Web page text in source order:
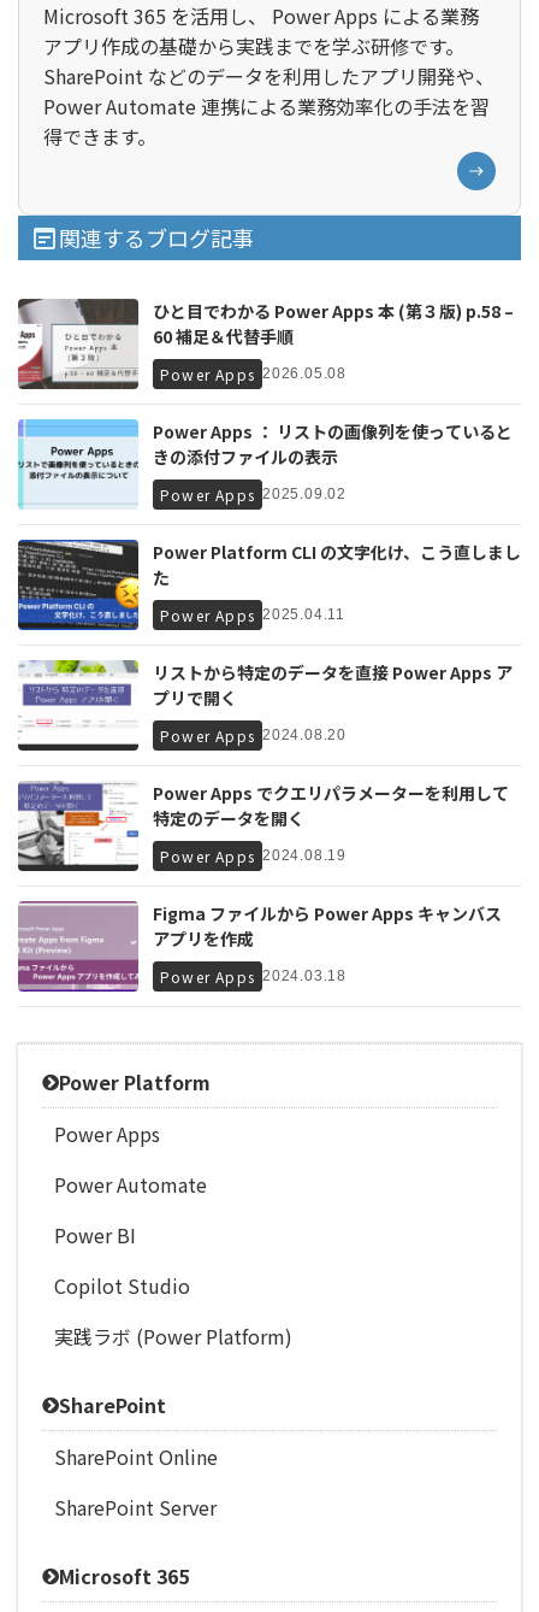
Microsoft 365 を活用し、 Power Apps による業務
アプリ作成の基礎から実践までを学ぶ研修です。
SharePoint などのデータを利用したアプリ開発や、
Power Automate 連携による業務効率化の手法を習
得できます。
関連するブログ記事
ひと目でわかる Power Apps 本 (第３版) p.58 –
60 補足＆代替手順
Power Apps 2026.05.08
Power Apps ： リストの画像列を使っていると
きの添付ファイルの表示
Power Apps 2025.09.02
Power Platform CLI の文字化け、こう直しまし
た
Power Apps 2025.04.11
リストから特定のデータを直接 Power Apps ア
プリで開く
Power Apps 2024.08.20
Power Apps でクエリパラメーターを利用して
特定のデータを開く
Power Apps 2024.08.19
Figma ファイルから Power Apps キャンバス
アプリを作成
Power Apps 2024.03.18
Power Platform
Power Apps
Power Automate
Power BI
Copilot Studio
実践ラボ (Power Platform)
SharePoint
SharePoint Online
SharePoint Server
Microsoft 365